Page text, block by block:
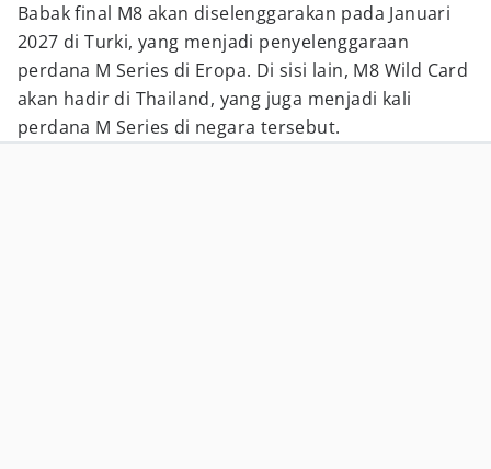
Babak final M8 akan diselenggarakan pada Januari
2027 di Turki, yang menjadi penyelenggaraan
perdana M Series di Eropa. Di sisi lain, M8 Wild Card
akan hadir di Thailand, yang juga menjadi kali
perdana M Series di negara tersebut.